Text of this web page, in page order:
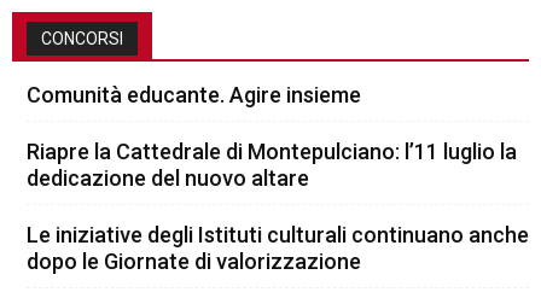
CONCORSI
Comunità educante. Agire insieme
Riapre la Cattedrale di Montepulciano: l’11 luglio la
dedicazione del nuovo altare
Le iniziative degli Istituti culturali continuano anche
dopo le Giornate di valorizzazione